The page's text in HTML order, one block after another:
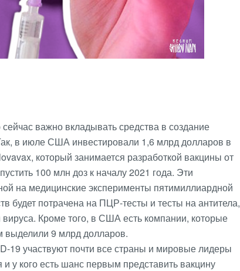
важно вкладывать средства в создание
в июле США инвестировали 1,6 млрд долларов в
который занимается разработкой вакцины от
100 млн доз к началу 2021 года. Эти
на медицинские эксперименты пятимиллиардной
будет потрачена на ПЦР-тесты и тесты на антитела,
Кроме того, в США есть компании, которые
выделили 9 млрд долларов.
19 участвуют почти все страны и мировые лидеры
и у кого есть шанс первым представить вакцину